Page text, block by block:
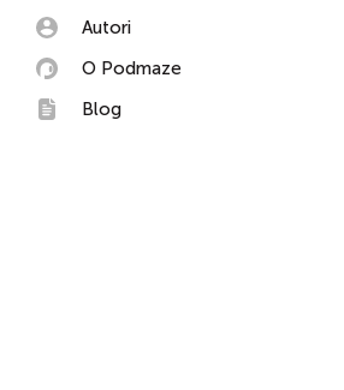
Autori
O Podmaze
Blog